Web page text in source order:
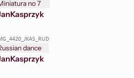
no 7
Kasprzyk
dance
Kasprzyk